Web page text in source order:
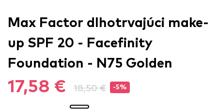
Max Factor dlhotrvajúci make-
up SPF 20 - Facefinity
Foundation - N75 Golden
17,58 € 18,50 € -5%